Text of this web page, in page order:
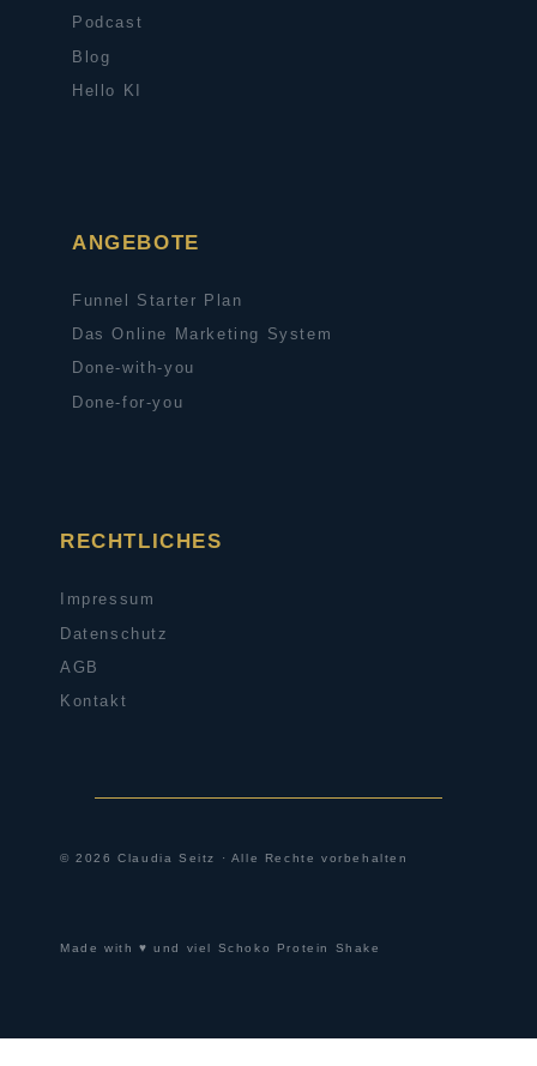
Podcast
Blog
Hello KI
ANGEBOTE
Funnel Starter Plan
Das Online Marketing System
Done-with-you
Done-for-you
RECHTLICHES
Impressum
Datenschutz
AGB
Kontakt
© 2026 Claudia Seitz · Alle Rechte vorbehalten
Made with ♥ und viel Schoko Protein Shake